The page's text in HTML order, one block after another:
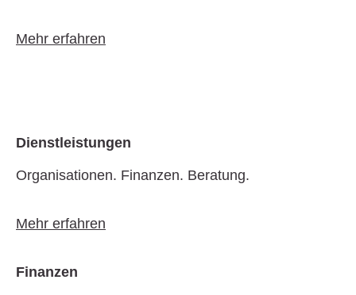
Mehr erfahren
Dienstleistungen
Organisationen. Finanzen. Beratung.
Mehr erfahren
Finanzen